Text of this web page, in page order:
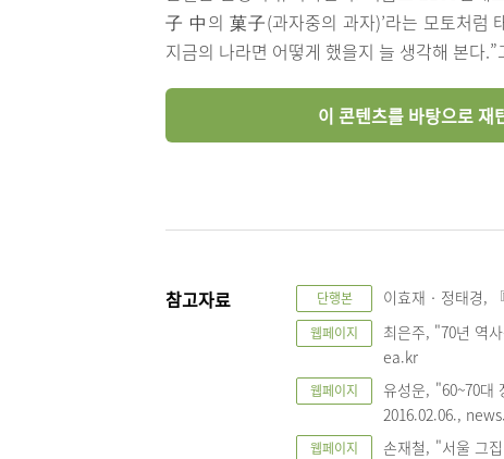
子 中의 菓子(과자중의 과자)’라는 모토처럼
지금의 나라면 어떻게 했을지 늘 생각해 본다.”
이 콘텐츠를 바탕으로
참고자료 단행본 이효재‧정태경,
웹페이지
최은주, "70년 역
ea.kr
웹페이지
유성운, "60~70대
2016.02.06.,
웹페이지
손재철, "서울 그